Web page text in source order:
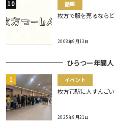
話題
枚方で服を売るなら
2008年9月13日
ひらつー年間
イベント
枚方市駅に人すんごい
2025年9月21日